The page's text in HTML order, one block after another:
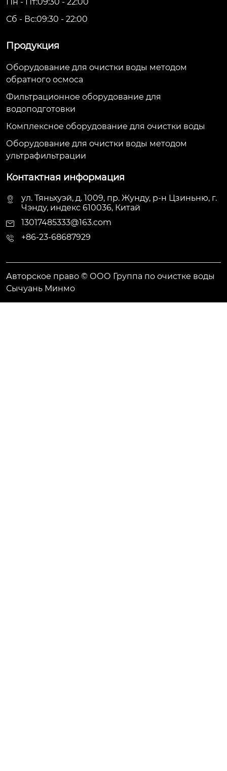
Сб - Вс:09:30 - 22:00
Продукция
Оборудование для очистки воды методом
обратного осмоса
Фильтрационное оборудование для
водоподготовки
Комплексное оборудование для очистки воды
Оборудование для очистки воды методом
ультрафильтрации
Контактная информация
ул. Тяньхуэй, д. 1009, пр. Жунду, р-н Цзиньню, г.
Чэнду, индекс 610036, Китай
13017485333@163.com
+86-23-68687929
Авторское право © ООО Группа по очистке воды
Сычуань Минмо